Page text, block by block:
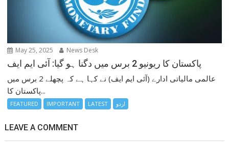
May 25, 2025 News Desk
پاکستان کا ریونیو 2 برس میں دگنا ہو گیا: آئی ایم ایف
عالمی مالیاتی ادارے (آئی ایم ایف) نے کہا ہے کہ پچھلے 2 برس میں
پاکستان کا...
FEATURED IMPORTANT LATEST اردو
LEAVE A COMMENT